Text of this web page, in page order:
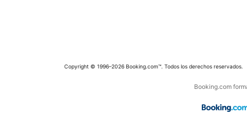
Copyright © 1996–2026 Booking.com™. Todos los derechos reservados.
Booking.com